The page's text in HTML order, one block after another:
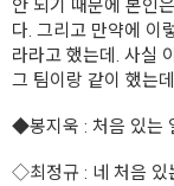
안 되기 때문에 본인
다. 그리고 만약에 이
라라고 했는데. 사실
그 팀이랑 같이 했는
◆봉지욱 : 처음 있는
◇최정규 : 네 처음 있